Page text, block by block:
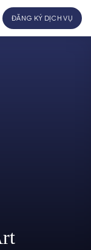
ĐĂNG KÝ DỊCH VỤ